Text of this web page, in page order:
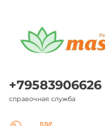
+79583906626
справочная служба